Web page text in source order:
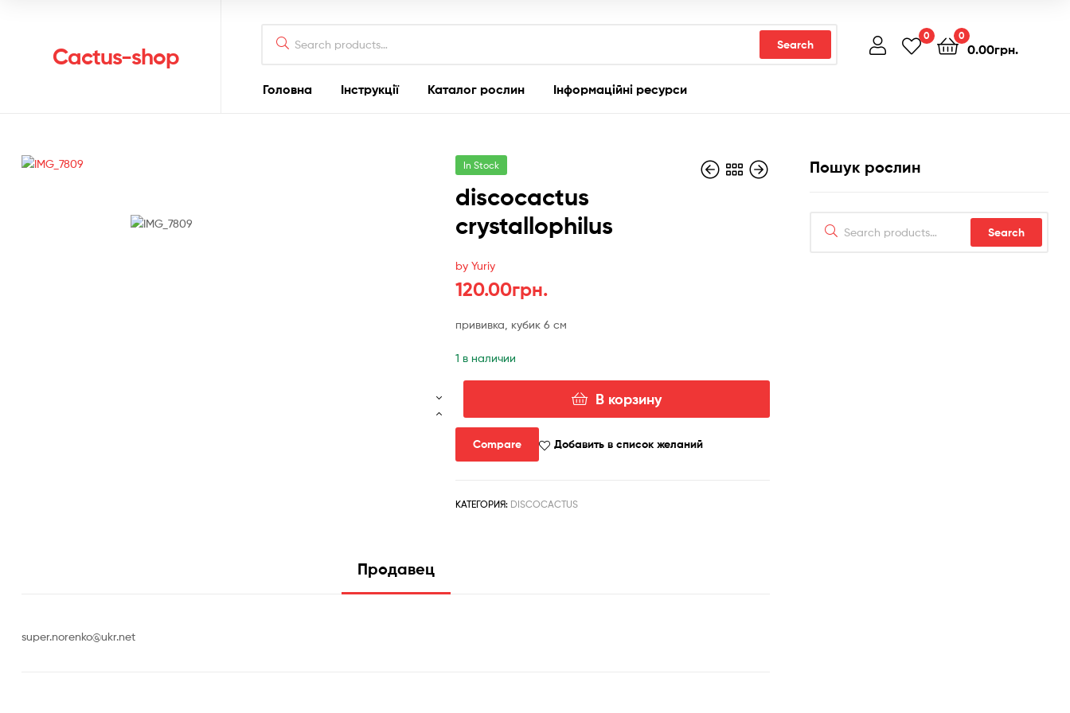
Cactus-shop
for:
Search
0 0
0.00грн.
Головна Інструкції Каталог рослин Інформаційні ресурси
In Stock
discocactus
crystallophilus
by Yuriy
120.00грн.
прививка, кубик 6 см
1 в наличии
товара
discocactus
crystallophilus
В корзину
Compare Добавить в список желаний
КАТЕГОРИЯ: DISCOCACTUS
Продавец
super.norenko@ukr.net
Пошук рослин
for:
Search